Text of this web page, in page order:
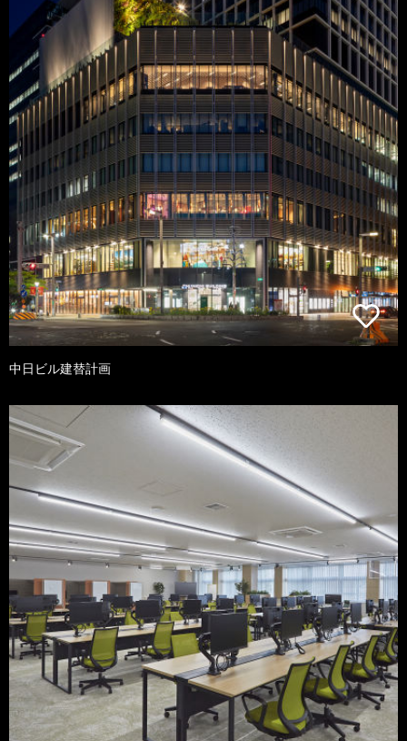
中日ビル建替計画